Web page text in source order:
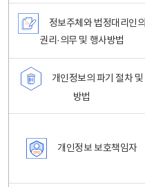
정보주체와 법정대리인의
권리·의무 및 행사방법
개인정보의 파기 절차 및
방법
개인정보 보호책임자